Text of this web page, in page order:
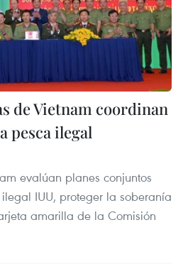
de Vietnam coordinan
pesca ilegal
evalúan planes conjuntos
IUU, proteger la soberanía
amarilla de la Comisión